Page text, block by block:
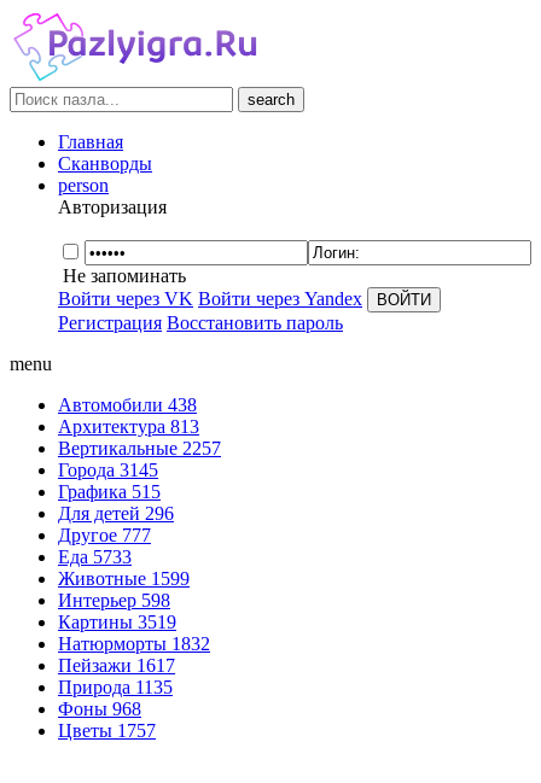
search
Главная
Сканворды
person
Авторизация
Не запоминать
Войти через VK Войти через Yandex
Регистрация Восстановить пароль
menu
Автомобили 438
Архитектура 813
Вертикальные 2257
Города 3145
Графика 515
Для детей 296
Другое 777
Еда 5733
Животные 1599
Интерьер 598
Картины 3519
Натюрморты 1832
Пейзажи 1617
Природа 1135
Фоны 968
Цветы 1757